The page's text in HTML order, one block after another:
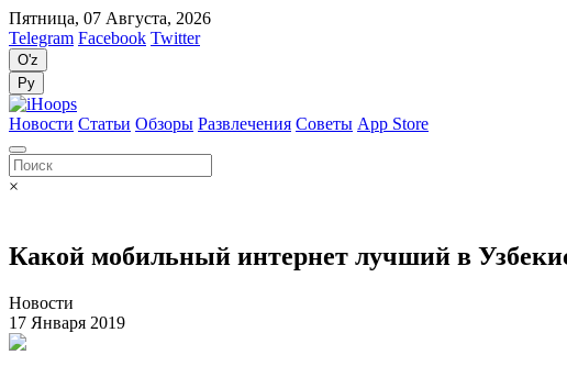
Пятница, 07 Августа, 2026
Telegram Facebook Twitter
O'z
Ру
Новости Статьи Обзоры Развлечения Советы App Store
×
Какой мобильный интернет лучший в
Новости
17 Января 2019